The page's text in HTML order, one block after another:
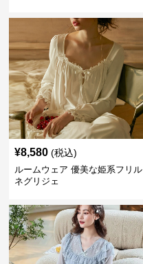
¥8,580 (税込)
ルームウェア 優美な姫系フリル
ネグリジェ